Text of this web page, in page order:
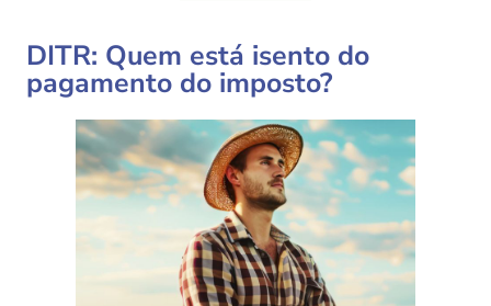
DITR: Quem está isento do
pagamento do imposto?